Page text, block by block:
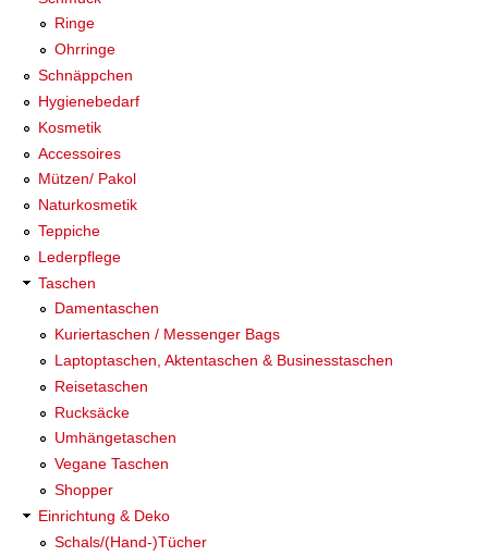
Ringe
Ohrringe
Schnäppchen
Hygienebedarf
Kosmetik
Accessoires
Mützen/ Pakol
Naturkosmetik
Teppiche
Lederpflege
Taschen
Damentaschen
Kuriertaschen / Messenger Bags
Laptoptaschen, Aktentaschen & Businesstaschen
Reisetaschen
Rucksäcke
Umhängetaschen
Vegane Taschen
Shopper
Einrichtung & Deko
Schals/(Hand-)Tücher